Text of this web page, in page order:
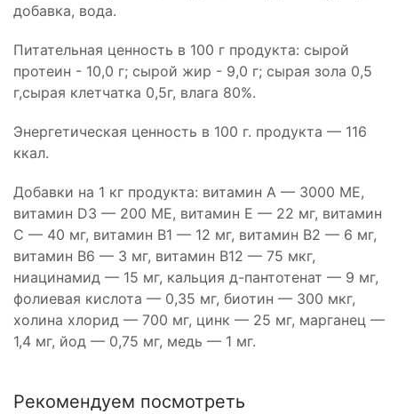
добавка, вода.
Питательная ценность в 100 г продукта: сырой
протеин - 10,0 г; сырой жир - 9,0 г; сырая зола 0,5
г,сырая клетчатка 0,5г, влага 80%.
Энергетическая ценность в 100 г. продукта — 116
ккал.
Добавки на 1 кг продукта: витамин А — 3000 МЕ,
витамин D3 — 200 МЕ, витамин E — 22 мг, витамин
С — 40 мг, витамин В1 — 12 мг, витамин В2 — 6 мг,
витамин В6 — 3 мг, витамин В12 — 75 мкг,
ниацинамид — 15 мг, кальция д-пантотенат — 9 мг,
фолиевая кислота — 0,35 мг, биотин — 300 мкг,
холина хлорид — 700 мг, цинк — 25 мг, марганец —
1,4 мг, йод — 0,75 мг, медь — 1 мг.
Рекомендуем посмотреть